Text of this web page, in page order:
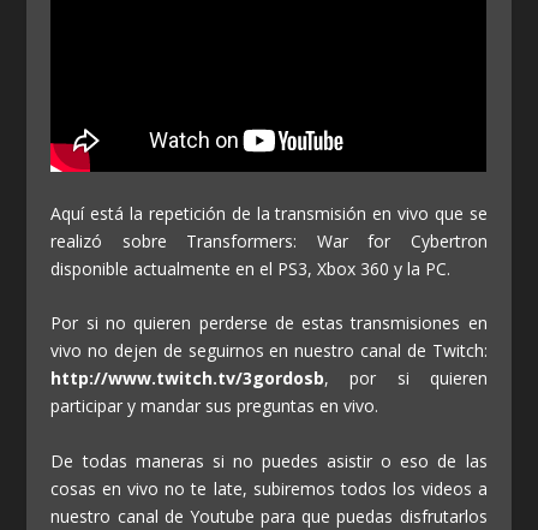
Aquí está la repetición de la transmisión en vivo que se
realizó sobre Transformers: War for Cybertron
disponible actualmente en el PS3, Xbox 360 y la PC.
Por si no quieren perderse de estas transmisiones en
vivo no dejen de seguirnos en nuestro canal de Twitch:
http://www.twitch.tv/3gordosb, por si quieren
participar y mandar sus preguntas en vivo.
De todas maneras si no puedes asistir o eso de las
cosas en vivo no te late, subiremos todos los videos a
nuestro canal de Youtube para que puedas disfrutarlos